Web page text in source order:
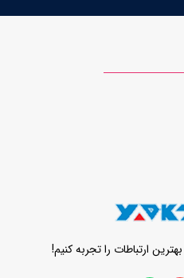
ارتباطات را تجربه کنیم!